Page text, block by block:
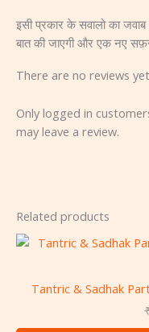
इसी प्रकार के सवालो का
बात की जाएगी और एक नए
There are no reviews
Only logged in
may leave a review.
Related products
Tantric & Sadhak